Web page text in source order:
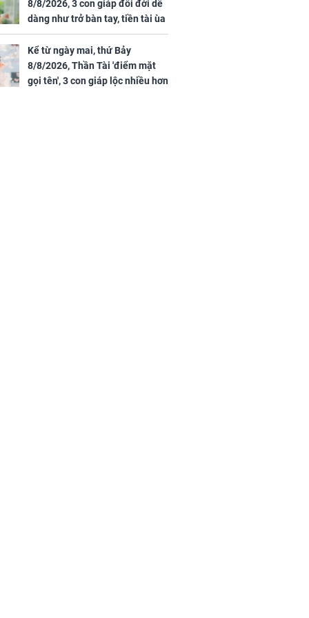
8/8/2026, 3 con giáp đổi đời dễ
dàng như trở bàn tay, tiền tài ùa
tới, ngồi không lộc cũng đến,
phú quý theo tới già
Kể từ ngày mai, thứ Bảy
8/8/2026, Thần Tài 'điểm mặt
gọi tên', 3 con giáp lộc nhiều hơn